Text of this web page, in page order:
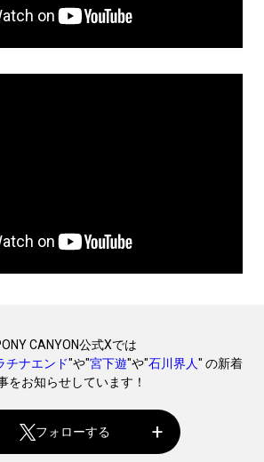
CANYON公式Xでは
チナエンド"や"宮下遊"や"石川界人" の新着
をお知らせしています！
フォローする